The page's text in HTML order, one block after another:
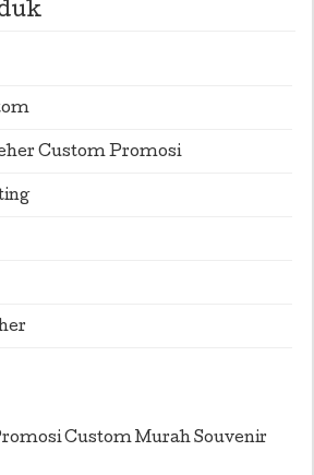
Custom Promosi
Custom Murah Souvenir